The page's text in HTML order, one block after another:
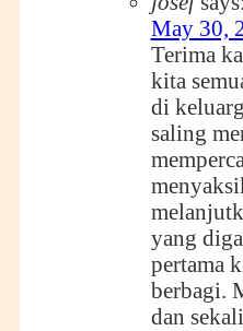
May 30,
Terima
kita
di
saling
yang
pertama
berbagi.
dan